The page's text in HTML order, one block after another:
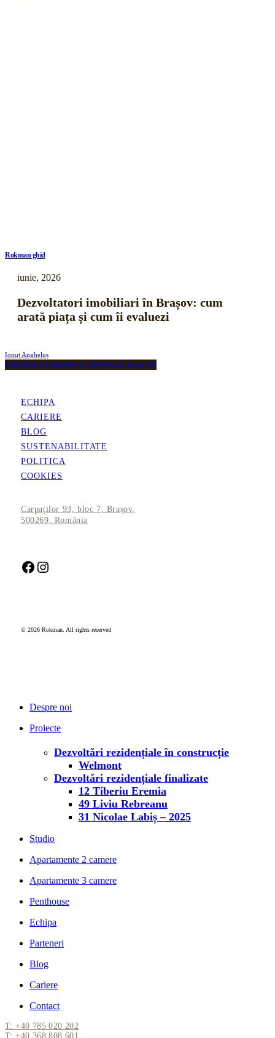
Rokman ghid
iunie, 2026
Dezvoltatori imobiliari în Brașov: cum
arată piața și cum îi evaluezi
Ionuț Angheluș
Distribuie Distribuie Distribuie Fixează
ECHIPA
CARIERE
BLOG
SUSTENABILITATE
POLITICA
COOKIES
Carpaților 93, bloc 7, Brașov,
500269, România
Facebook Instagram
© 2026 Rokman. All rights reserved
Despre noi
Proiecte
Dezvoltări rezidențiale în construcție
Welmont
Dezvoltări rezidențiale finalizate
12 Tiberiu Eremia
49 Liviu Rebreanu
31 Nicolae Labiș – 2025
Studio
Apartamente 2 camere
Apartamente 3 camere
Penthouse
Echipa
Parteneri
Blog
Cariere
Contact
T: +40 785 020 202
T: +40 368 808 601